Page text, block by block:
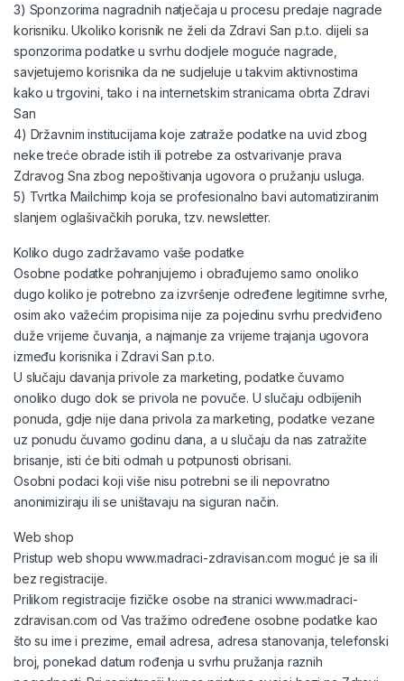
3) Sponzorima nagradnih natječaja u procesu predaje nagrade
korisniku. Ukoliko korisnik ne želi da Zdravi San p.t.o. dijeli sa
sponzorima podatke u svrhu dodjele moguće nagrade,
savjetujemo korisnika da ne sudjeluje u takvim aktivnostima
kako u trgovini, tako i na internetskim stranicama obrta Zdravi
San
4) Državnim institucijama koje zatraže podatke na uvid zbog
neke treće obrade istih ili potrebe za ostvarivanje prava
Zdravog Sna zbog nepoštivanja ugovora o pružanju usluga.
5) Tvrtka Mailchimp koja se profesionalno bavi automatiziranim
slanjem oglašivačkih poruka, tzv. newsletter.
Koliko dugo zadržavamo vaše podatke
Osobne podatke pohranjujemo i obrađujemo samo onoliko
dugo koliko je potrebno za izvršenje određene legitimne svrhe,
osim ako važećim propisima nije za pojedinu svrhu predviđeno
duže vrijeme čuvanja, a najmanje za vrijeme trajanja ugovora
između korisnika i Zdravi San p.t.o.
U slučaju davanja privole za marketing, podatke čuvamo
onoliko dugo dok se privola ne povuče. U slučaju odbijenih
ponuda, gdje nije dana privola za marketing, podatke vezane
uz ponudu čuvamo godinu dana, a u slučaju da nas zatražite
brisanje, isti će biti odmah u potpunosti obrisani.
Osobni podaci koji više nisu potrebni se ili nepovratno
anonimiziraju ili se uništavaju na siguran način.
Web shop
Pristup web shopu www.madraci-zdravisan.com moguć je sa ili
bez registracije.
Prilikom registracije fizičke osobe na stranici www.madraci-
zdravisan.com od Vas tražimo određene osobne podatke kao
što su ime i prezime, email adresa, adresa stanovanja, telefonski
broj, ponekad datum rođenja u svrhu pružanja raznih